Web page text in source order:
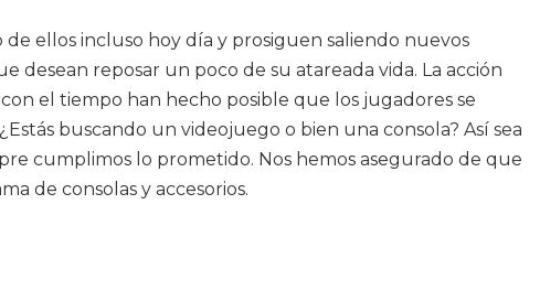
ellos incluso hoy día y prosiguen saliendo nuevos
reposar un poco de su atareada vida. La acción
el tiempo han hecho posible que los jugadores se
buscando un videojuego o bien una consola? Así sea
cumplimos lo prometido. Nos hemos asegurado de que
de consolas y accesorios.